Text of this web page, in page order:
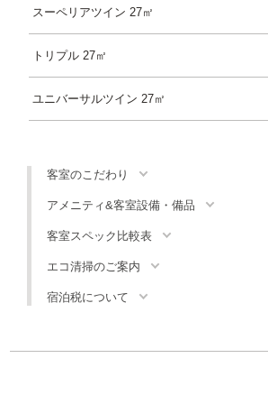
スーペリアツイン 27㎡
トリプル 27㎡
ユニバーサルツイン 27㎡
客室のこだわり
アメニティ&客室設備・備品
客室スペック比較表
エコ清掃のご案内
宿泊税について